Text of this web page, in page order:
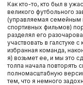
Как кто-то, кто был в
великого футбольного
(управляемая семейным
спортивных фильмов)
разделял его
участвовать в галстуке
избранная команда,
я) возьмет ее, и мы это
толпа начала повторять
полномасштабную
тем, что я немного